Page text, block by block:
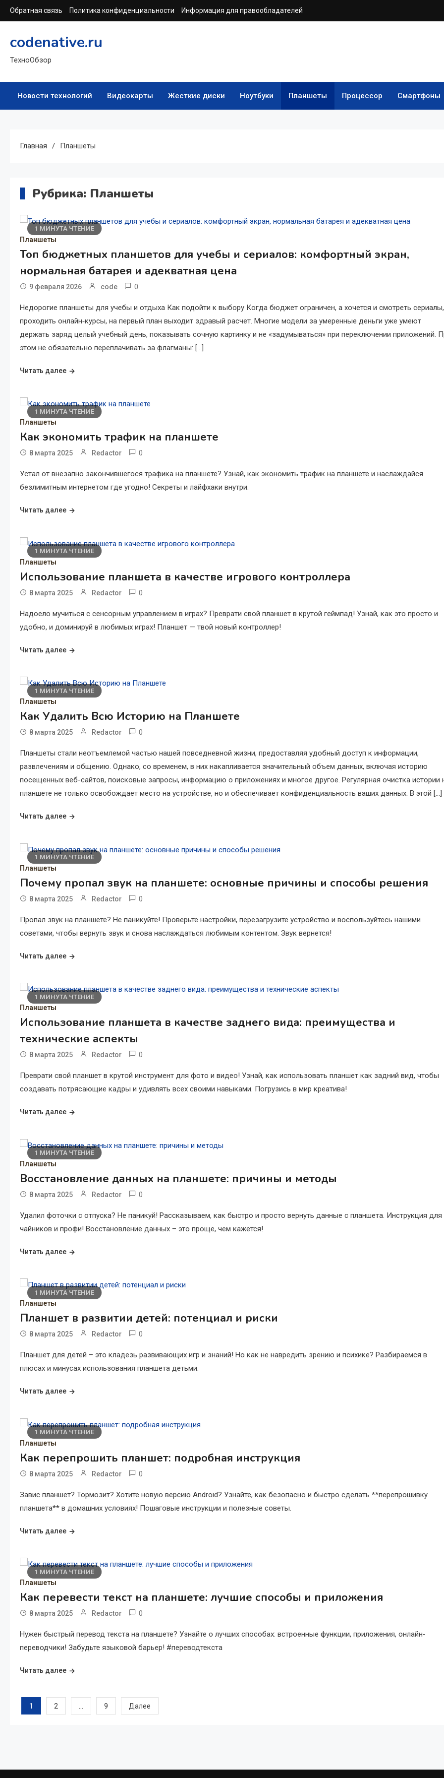
Перейти
к
Обратная связь Политика конфиденциальности Информация для правообладателей
codenative.ru
ТехноОбзор
Новости технологий Видеокарты Жесткие диски Ноутбуки Планшеты Процессор Смартфоны
Главная Планшеты
Рубрика: Планшеты
1 МИНУТА ЧТЕНИЕ
Планшеты
Топ бюджетных планшетов для учебы и сериалов: комфортный экран,
нормальная батарея и адекватная цена
9 февраля 2026 code 0
Недорогие планшеты для учебы и отдыха Как подойти к выбору Когда бюджет ограничен, а хочется и смотреть
проходить онлайн‑курсы, на первый план выходит здравый расчет. Многие модели за умеренные деньги уже умеют
держать заряд целый учебный день, показывать сочную картинку и не «задумываться» при переключении приложений.
этом не обязательно переплачивать за флагманы: […]
Читать далее
1 МИНУТА ЧТЕНИЕ
Планшеты
Как экономить трафик на планшете
8 марта 2025 Redactor 0
Устал от внезапно закончившегося трафика на планшете? Узнай, как экономить трафик на планшете и наслаждайся
безлимитным интернетом где угодно! Секреты и лайфхаки внутри.
Читать далее
1 МИНУТА ЧТЕНИЕ
Планшеты
Использование планшета в качестве игрового контроллера
8 марта 2025 Redactor 0
Надоело мучиться с сенсорным управлением в играх? Преврати свой планшет в крутой геймпад! Узнай, как это просто и
удобно, и доминируй в любимых играх! Планшет — твой новый контроллер!
Читать далее
1 МИНУТА ЧТЕНИЕ
Планшеты
Как Удалить Всю Историю на Планшете
8 марта 2025 Redactor 0
Планшеты стали неотъемлемой частью нашей повседневной жизни, предоставляя удобный доступ к информации,
развлечениям и общению. Однако, со временем, в них накапливается значительный объем данных, включая историю
посещенных веб-сайтов, поисковые запросы, информацию о приложениях и многое другое. Регулярная очистка истории
планшете не только освобождает место на устройстве, но и обеспечивает конфиденциальность ваших данных. В этой […]
Читать далее
1 МИНУТА ЧТЕНИЕ
Планшеты
Почему пропал звук на планшете: основные причины и способы решения
8 марта 2025 Redactor 0
Пропал звук на планшете? Не паникуйте! Проверьте настройки, перезагрузите устройство и воспользуйтесь нашими
советами, чтобы вернуть звук и снова наслаждаться любимым контентом. Звук вернется!
Читать далее
1 МИНУТА ЧТЕНИЕ
Планшеты
Использование планшета в качестве заднего вида: преимущества и
технические аспекты
8 марта 2025 Redactor 0
Преврати свой планшет в крутой инструмент для фото и видео! Узнай, как использовать планшет как задний вид, чтобы
создавать потрясающие кадры и удивлять всех своими навыками. Погрузись в мир креатива!
Читать далее
1 МИНУТА ЧТЕНИЕ
Планшеты
Восстановление данных на планшете: причины и методы
8 марта 2025 Redactor 0
Удалил фоточки с отпуска? Не паникуй! Рассказываем, как быстро и просто вернуть данные с планшета. Инструкция для
чайников и профи! Восстановление данных – это проще, чем кажется!
Читать далее
1 МИНУТА ЧТЕНИЕ
Планшеты
Планшет в развитии детей: потенциал и риски
8 марта 2025 Redactor 0
Планшет для детей – это кладезь развивающих игр и знаний! Но как не навредить зрению и психике? Разбираемся в
плюсах и минусах использования планшета детьми.
Читать далее
1 МИНУТА ЧТЕНИЕ
Планшеты
Как перепрошить планшет: подробная инструкция
8 марта 2025 Redactor 0
Завис планшет? Тормозит? Хотите новую версию Android? Узнайте, как безопасно и быстро сделать **перепрошивку
планшета** в домашних условиях! Пошаговые инструкции и полезные советы.
Читать далее
1 МИНУТА ЧТЕНИЕ
Планшеты
Как перевести текст на планшете: лучшие способы и приложения
8 марта 2025 Redactor 0
Нужен быстрый перевод текста на планшете? Узнайте о лучших способах: встроенные функции, приложения, онлайн-
переводчики! Забудьте языковой барьер! #переводтекста
Читать далее
Пагинация
1 2 … 9 Далее